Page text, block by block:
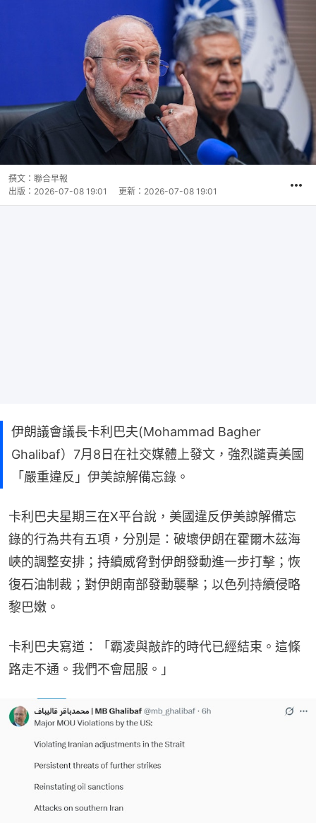
撰文： 聯合早報
出版： 2026-07-08 19:01 更新： 2026-07-08 19:01
伊朗議會議長卡利巴夫(Mohammad Bagher
Ghalibaf）7月8日在社交媒體上發文，強烈譴責美國
「嚴重違反」伊美諒解備忘錄。
卡利巴夫星期三在X平台說，美國違反伊美諒解備忘
錄的行為共有五項，分別是：破壞伊朗在霍爾木茲海
峽的調整安排；持續威脅對伊朗發動進一步打擊；恢
復石油制裁；對伊朗南部發動襲擊；以色列持續侵略
黎巴嫩。
卡利巴夫寫道：「霸凌與敲詐的時代已經結束。這條
路走不通。我們不會屈服。」